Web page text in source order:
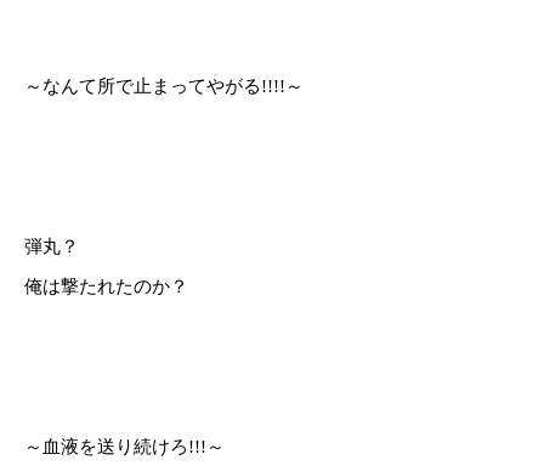
～なんて所で止まってやがる!!!!～
弾丸？
俺は撃たれたのか？
～血液を送り続けろ!!!～